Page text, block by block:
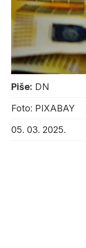
Piše: DN
Foto: PIXABAY
05. 03. 2025.